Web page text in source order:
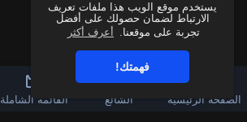
يستخدم موقع الويب هذا ملفات تعريف
الارتباط لضمان حصولك على أفضل
تجربة على موقعنا.
أعرف أكثر
فهمتك!
الصفحة الرئيسية الشائع القائمة الشاملة